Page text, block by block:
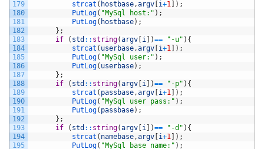
179
180
181
182
183
184
185
186
187
188
189
190
191
192
193
194
195
strcat ( hostbase,argv i+1 ) ;
PutLog( "MySql host:" ) ;
PutLog( hostbase) ;
} ;
if
( std :: string(argv i )== "-u" ) {
strcat ( userbase,argv i+1 ) ;
PutLog( "MySql user:" ) ;
PutLog( userbase) ;
} ;
if
( std :: string(argv i )== "-p" ) {
strcat ( passbase,argv i+1 ) ;
PutLog( "MySql user pass:" ) ;
PutLog( passbase) ;
} ;
if
( std :: string(argv i )== "-d" ) {
strcat ( namebase,argv i+1 ) ;
PutLog( "MySql base name:" ) ;